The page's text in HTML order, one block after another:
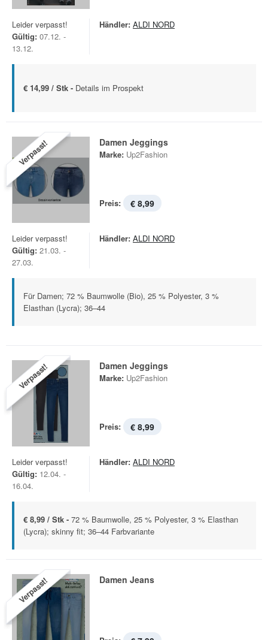
Leider verpasst!
Gültig: 07.12. -
13.12.
Händler: ALDI NORD
€ 14,99 / Stk - Details im Prospekt
Verpasst! Damen Jeggings
Marke: Up2Fashion
Preis: € 8,99
Leider verpasst!
Gültig: 21.03. -
27.03.
Händler: ALDI NORD
Für Damen; 72 % Baumwolle (Bio), 25 % Polyester, 3 %
Elasthan (Lycra); 36–44
Verpasst! Damen Jeggings
Marke: Up2Fashion
Preis: € 8,99
Leider verpasst!
Gültig: 12.04. -
16.04.
Händler: ALDI NORD
€ 8,99 / Stk - 72 % Baumwolle, 25 % Polyester, 3 % Elasthan
(Lycra); skinny fit; 36–44 Farbvariante
Verpasst! Damen Jeans